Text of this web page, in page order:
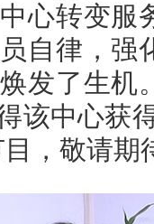
心转变服
自律，强
发了生机
该中心获
，敬请期